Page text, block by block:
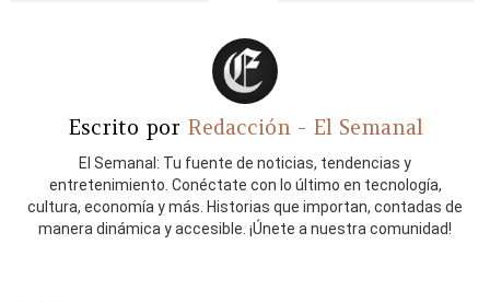
Escrito por Redacción - El Semanal
El Semanal: Tu fuente de noticias, tendencias y
entretenimiento. Conéctate con lo último en tecnología,
cultura, economía y más. Historias que importan, contadas de
manera dinámica y accesible. ¡Únete a nuestra comunidad!